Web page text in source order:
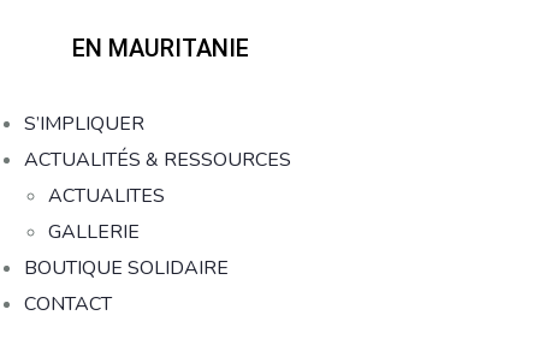
EN MAURITANIE
S’IMPLIQUER
ACTUALITÉS & RESSOURCES
ACTUALITES
GALLERIE
BOUTIQUE SOLIDAIRE
CONTACT